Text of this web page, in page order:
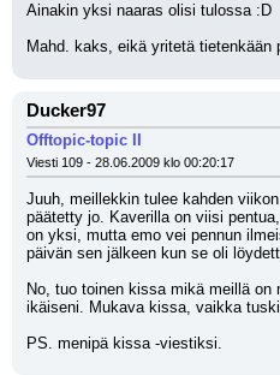
Ainakin yksi naaras olisi tulossa :D
Mahd. kaks, eikä yritetä tietenkään
Ducker97
Offtopic-topic II
Viesti 109 - 28.06.2009 klo 00:20:17
Juuh, meillekkin tulee kahden
päätetty jo. Kaverilla on viisi
on yksi, mutta emo vei pennun
päivän sen jälkeen kun se oli
No, tuo toinen kissa mikä meillä on
ikäiseni. Mukava kissa, vaikka
PS. menipä kissa -viestiksi.